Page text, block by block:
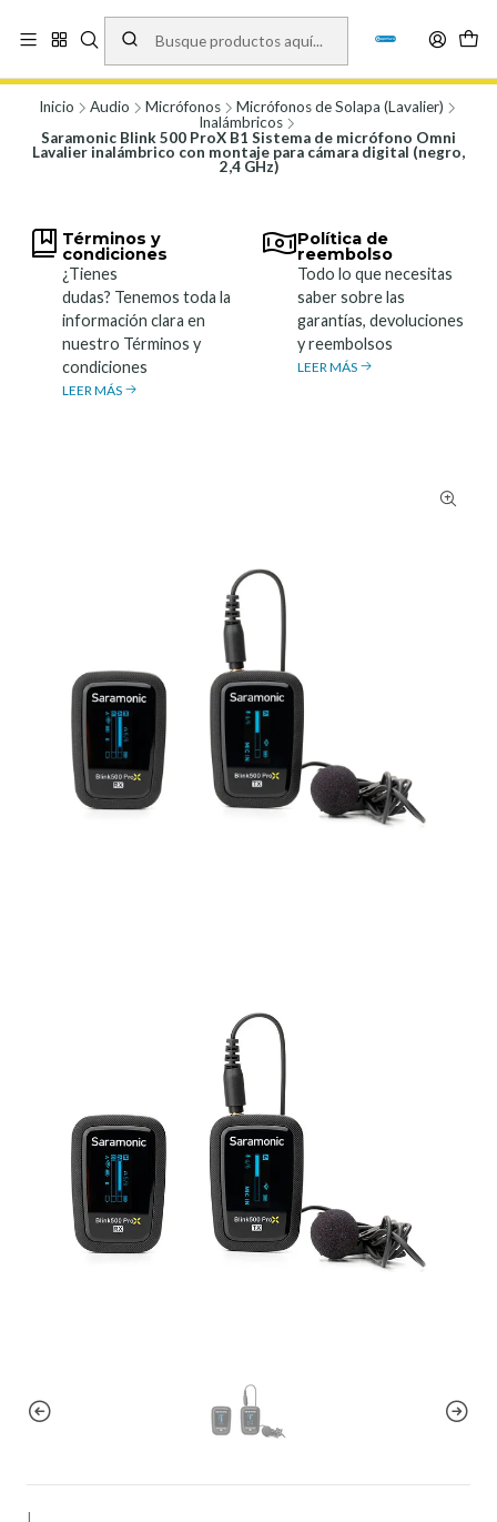
Vísita nuestro local en Los Agustinos 5478, Ñuñoa. Lunes a Viernes 9.30 a
19.00, Sábados 10:00 a 19:00 y Domingos de 10:00 a 17:00
Inicio Audio Micrófonos
Micrófonos de Solapa (Lavalier)
Inalámbricos
Saramonic Blink 500 ProX B1 Sistema de micrófono Omni
Lavalier inalámbrico con montaje para cámara digital (negro,
2,4 GHz)
Términos y
condiciones
¿Tienes
dudas? Tenemos toda la
información clara en
nuestro Términos y
condiciones
LEER MÁS
Política de
reembolso
Todo lo que necesitas
saber sobre las
garantías, devoluciones
y reembolsos
LEER MÁS